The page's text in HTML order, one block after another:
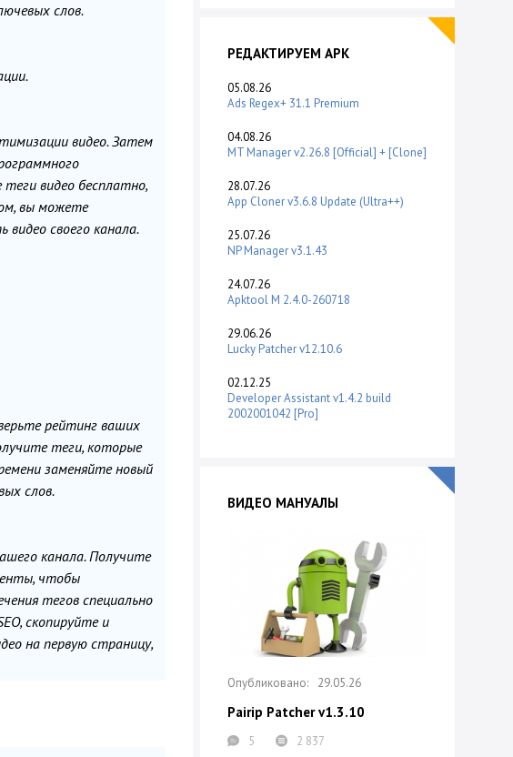
слов.
видео. Затем
видео бесплатно,
вы можете
своего канала.
рейтинг ваших
теги, которые
заменяйте новый
слов.
канала. Получите
чтобы
тегов специально
скопируйте и
на первую страницу,
РЕДАКТИРУЕМ APK
05.08.26
Ads Regex+ 31.1 Premium
04.08.26
MT Manager v2.26.8 [Official] + [Clone]
28.07.26
App Cloner v3.6.8 Update (Ultra++)
25.07.26
NP Manager v3.1.43
24.07.26
Apktool M 2.4.0-260718
29.06.26
Lucky Patcher v12.10.6
02.12.25
Developer Assistant v1.4.2 build
2002001042 [Pro]
ВИДЕО МАНУАЛЫ
29.05.26
Pairip Patcher v1.3.10
5 2 837